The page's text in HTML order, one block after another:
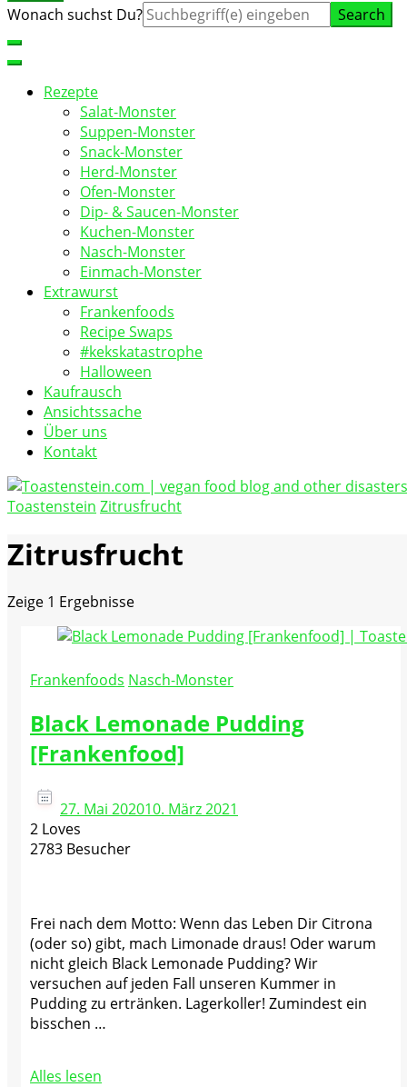
Suche
Wonach suchst Du?
Rezepte
Salat-Monster
Suppen-Monster
Snack-Monster
Herd-Monster
Ofen-Monster
Dip- & Saucen-Monster
Kuchen-Monster
Nasch-Monster
Einmach-Monster
Extrawurst
Frankenfoods
Recipe Swaps
#kekskatastrophe
Halloween
Kaufrausch
Ansichtssache
Über uns
Kontakt
Toastenstein.com
Toastenstein Zitrusfrucht
Zitrusfrucht
Zeige 1 Ergebnisse
Frankenfoods Nasch-Monster
Black Lemonade Pudding
[Frankenfood]
27. Mai 202010. März 2021
2 Loves
2783 Besucher
Frei nach dem Motto: Wenn das Leben Dir Citrona
(oder so) gibt, mach Limonade draus! Oder warum
nicht gleich Black Lemonade Pudding? Wir
versuchen auf jeden Fall unseren Kummer in
Pudding zu ertränken. Lagerkoller! Zumindest ein
bisschen …
Alles lesen